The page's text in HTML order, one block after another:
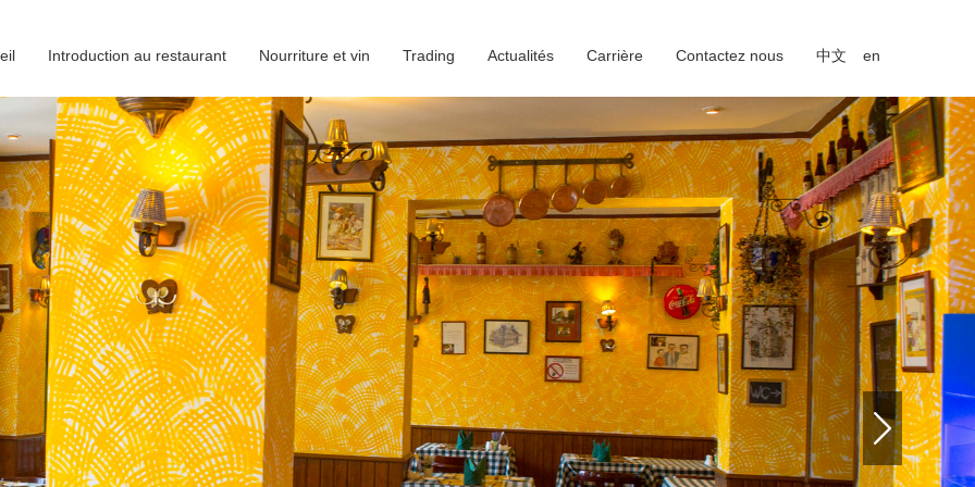
Introduction au restaurant Nourriture et vin Trading Actualités Carrière Contactez nous 中文 en